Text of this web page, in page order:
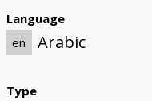
Language
en
Arabic
Type